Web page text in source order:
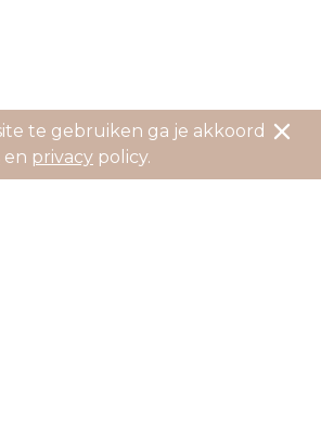
te gebruiken ga je akkoord
en privacy policy.